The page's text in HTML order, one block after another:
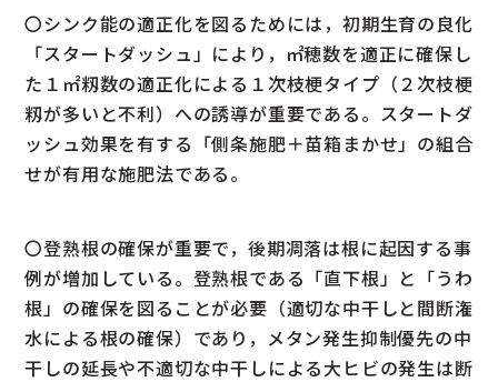
〇シンク能の適正化を図るためには，初期生育の良化
「スタートダッシュ」により，㎡穂数を適正に確保し
た１㎡籾数の適正化による１次枝梗タイプ（２次枝梗
籾が多いと不利）への誘導が重要である。スタートダ
ッシュ効果を有する「側条施肥＋苗箱まかせ」の組合
せが有用な施肥法である。
〇登熟根の確保が重要で，後期凋落は根に起因する事
例が増加している。登熟根である「直下根」と「うわ
根」の確保を図ることが必要（適切な中干しと間断潅
水による根の確保）であり，メタン発生抑制優先の中
干しの延長や不適切な中干しによる大ヒビの発生は断